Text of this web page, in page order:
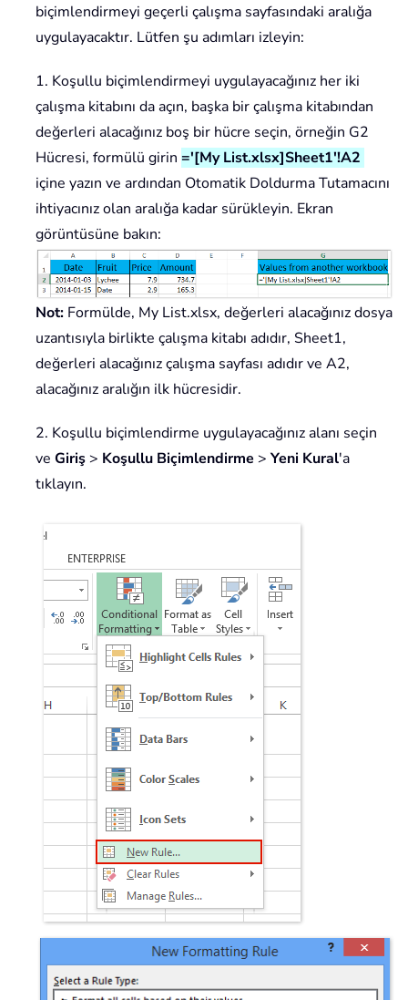
biçimlendirmeyi geçerli çalışma sayfasındaki aralığa
uygulayacaktır. Lütfen şu adımları izleyin:
1. Koşullu biçimlendirmeyi uygulayacağınız her iki
çalışma kitabını da açın, başka bir çalışma kitabından
değerleri alacağınız boş bir hücre seçin, örneğin G2
Hücresi, formülü girin ='[My List.xlsx]Sheet1'!A2
içine yazın ve ardından Otomatik Doldurma Tutamacını
ihtiyacınız olan aralığa kadar sürükleyin. Ekran
görüntüsüne bakın:
Not: Formülde, My List.xlsx, değerleri alacağınız dosya
uzantısıyla birlikte çalışma kitabı adıdır, Sheet1,
değerleri alacağınız çalışma sayfası adıdır ve A2,
alacağınız aralığın ilk hücresidir.
2. Koşullu biçimlendirme uygulayacağınız alanı seçin
ve Giriş > Koşullu Biçimlendirme > Yeni Kural'a
tıklayın.